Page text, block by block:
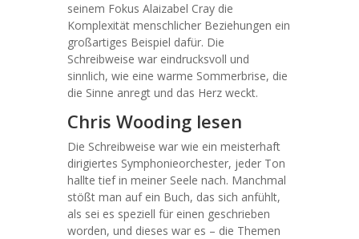
seinem Fokus Alaizabel Cray die
Komplexität menschlicher Beziehungen ein
großartiges Beispiel dafür. Die
Schreibweise war eindrucksvoll und
sinnlich, wie eine warme Sommerbrise, die
die Sinne anregt und das Herz weckt.
Chris Wooding lesen
Die Schreibweise war wie ein meisterhaft
dirigiertes Symphonieorchester, jeder Ton
hallte tief in meiner Seele nach. Manchmal
stößt man auf ein Buch, das sich anfühlt,
als sei es speziell für einen geschrieben
worden, und dieses war es – die Themen